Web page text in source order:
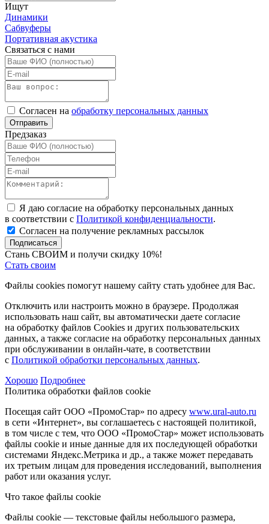
Ищут
Динамики
Сабвуферы
Портативная акустика
Связаться с нами
Согласен на обработку персональных данных
Отправить
Предзаказ
Я даю согласие на обработку персональных данных
в соответствии с Политикой конфиденциальности.
Согласен на получение рекламных рассылок
Подписаться
Стань СВОИМ и получи скидку 10%!
Стать своим
Файлы cookies помогут нашему сайту стать удобнее для Вас.
Отключить или настроить можно в браузере. Продолжая
использовать наш сайт, вы автоматически даете согласие
на обработку файлов Cookies и других пользовательских
данных, а также согласие на обработку персональных данных
при обслуживании в онлайн-чате, в соответствии
с Политикой обработки персональных данных.
Хорошо Подробнее
Политика обработки файлов cookie
Посещая сайт ООО «ПромоСтар» по адресу www.ural-auto.ru
в сети «Интернет», вы соглашаетесь с настоящей политикой,
в том числе с тем, что ООО «ПромоСтар» может использовать
файлы cookie и иные данные для их последующей обработки
системами Яндекс.Метрика и др., а также может передавать
их третьим лицам для проведения исследований, выполнения
работ или оказания услуг.
Что такое файлы cookie
Файлы cookie — текстовые файлы небольшого размера,